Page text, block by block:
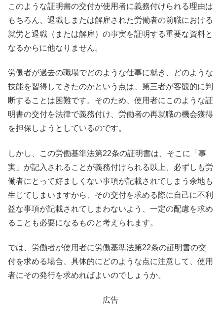
このような証明書の交付が使用者に義務付けられる理由は
もちろん、退職しまたは解雇された労働者の前職における
就労と退職（または解雇）の事実を証明する重要な資料と
なるからに他なりません。
労働者が過去の職場でどのような仕事に就き、どのような
技能を習得してきたのかという点は、第三者が客観的に判
断することは困難です。そのため、使用者にこのような証
明書の交付を法律で義務付け、労働者の再就職の機会獲得
を担保しようとしているのです。
しかし、この労働基準法第22条の証明書は、そこに「事
実」が記入されることが義務付けられる以上、必ずしも労
働者にとって好ましくない事項が記載されてしまう余地も
生じてしまいますから、その交付を求める際に自己に不利
益な事項が記載されてしまわないよう、一定の配慮を求め
ることも必要になるものと考えられます。
では、労働者が使用者に労働基準法第22条の証明書の交
付を求める場合、具体的にどのような点に注意して、使用
者にその発行を求めればよいのでしょうか。
広告